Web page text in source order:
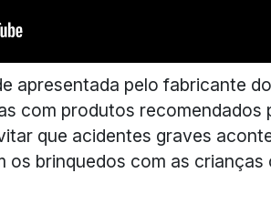
apresentada pelo fabricante
com produtos recomendados
que acidentes graves
os brinquedos com as